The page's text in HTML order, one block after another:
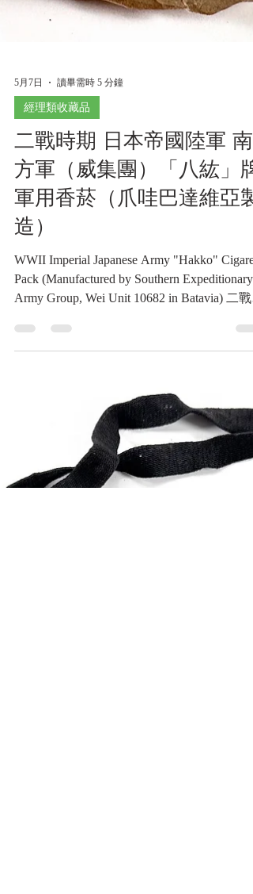
5月7日 讀畢需時 5 分鐘
經理類收藏品
二戰時期 日本帝國陸軍 南
方軍（威集團）「八紘」牌
軍用香菸（爪哇巴達維亞製
造）
WWII Imperial Japanese Army "Hakko"
Army Group, Wei Unit 10682 in Batavia) 二戰
期 日本帝國陸軍 南方軍（威集團）「八紘
牌軍用香菸（爪哇巴達維亞製造）《Black
Water Museum Collections | 黑水博物館館藏》
1. 基本資料 文物名稱：二戰時期 日本帝國
軍 南方軍（威集團）「八紘」牌軍用香菸